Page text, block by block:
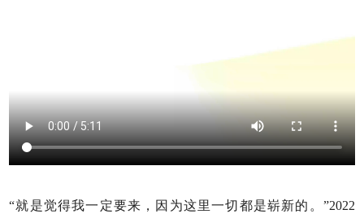
“就是觉得我一定要来，因为这里一切都是崭新的。”2022